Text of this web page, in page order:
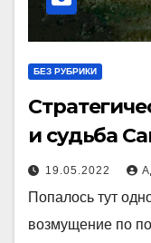
БЕЗ РУБРИКИ
и судьба
19.05.2022
Попалось тут
возмущение по